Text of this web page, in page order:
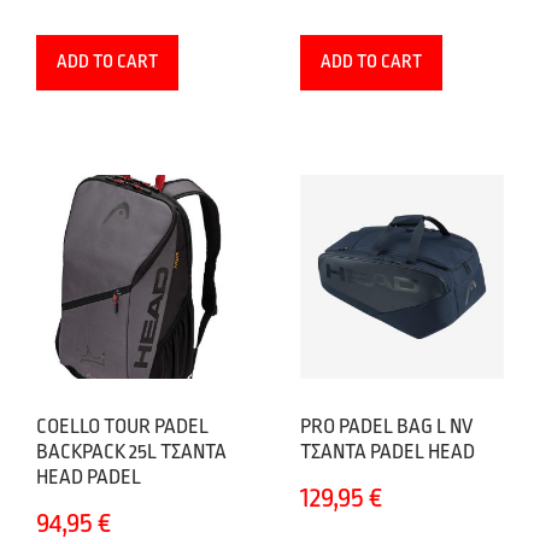
ADD TO CART ADD TO CART
COELLO TOUR PADEL
BACKPACK 25L ΤΣΑΝΤΑ
HEAD PADEL
94,95€
PRO PADEL BAG L NV
ΤΣΑΝΤΑ PADEL HEAD
129,95€